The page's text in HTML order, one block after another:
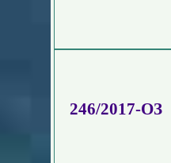
246/2017-ОЗ